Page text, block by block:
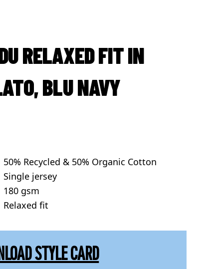
RELAXED FIT IN
BLU NAVY
50% Recycled & 50% Organic Cotton
Single jersey
180 gsm
Relaxed fit
STYLE CARD